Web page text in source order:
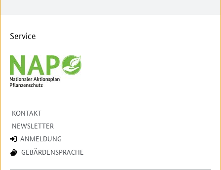
Service
KONTAKT
NEWSLETTER
ANMELDUNG
GEBÄRDENSPRACHE